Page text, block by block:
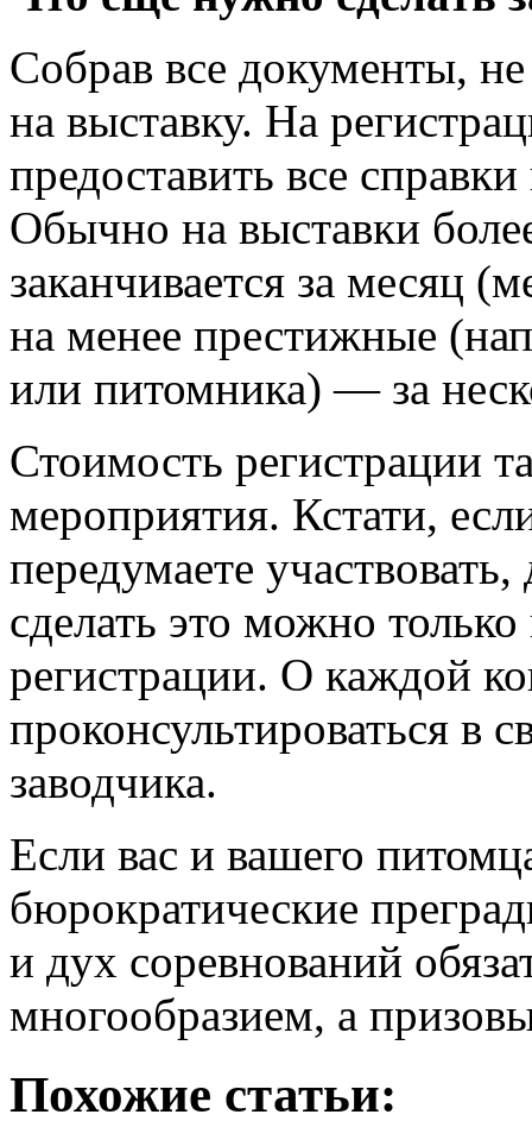
Собрав все документы, не
на выставку. На
предоставить все
Обычно на выставки
заканчивается за месяц
на менее престижные
или питомника) — за
Стоимость регистрации
мероприятия. Кстати,
передумаете
сделать это можно
регистрации. О каждой
проконсультироваться в
заводчика.
Если вас и вашего
бюрократические
и дух соревнований
многообразием, а
Похожие статьи: